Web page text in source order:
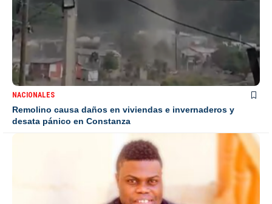
NACIONALES
Remolino causa daños en viviendas e invernaderos y
desata pánico en Constanza